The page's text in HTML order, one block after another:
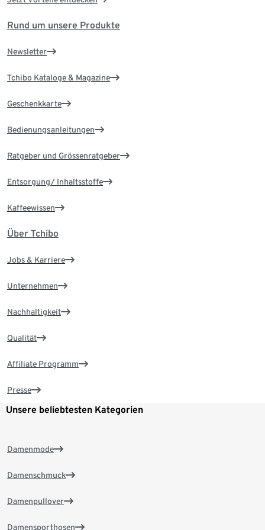
Rund um unsere Produkte
Newsletter
Tchibo Kataloge & Magazine
Geschenkkarte
Bedienungsanleitungen
Ratgeber und Grössenratgeber
Entsorgung/ Inhaltsstoffe
Kaffeewissen
Über Tchibo
Jobs & Karriere
Unternehmen
Nachhaltigkeit
Qualität
Affiliate Programm
Presse
Unsere beliebtesten Kategorien
Damenmode
Damenschmuck
Damenpullover
Damensporthosen